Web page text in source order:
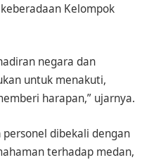
Kelompok
negara dan
untuk menakuti,
harapan,” ujarnya.
dibekali dengan
terhadap medan,